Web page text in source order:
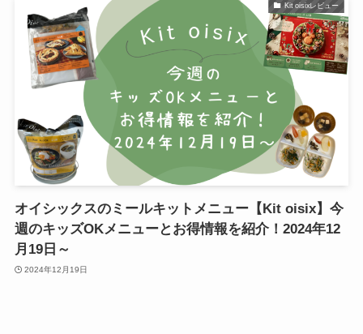
Kit oisixレビュー
オイシックスのミールキットメニュー【Kit oisix】今
週のキッズOKメニューとお得情報を紹介！2024年12
月19日～
2024年12月19日